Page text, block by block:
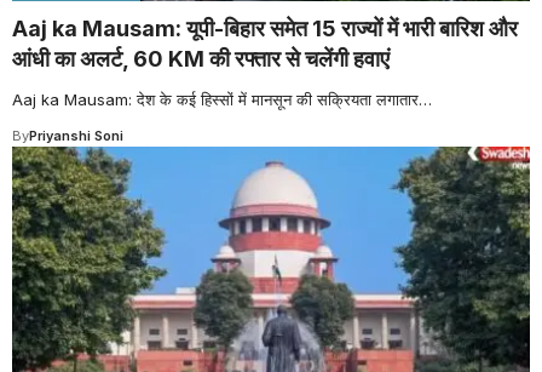
Aaj ka Mausam: यूपी-बिहार समेत 15 राज्यों में भारी बारिश और
आंधी का अलर्ट, 60 KM की रफ्तार से चलेंगी हवाएं
Aaj ka Mausam: देश के कई हिस्सों में मानसून की सक्रियता लगातार…
ByPriyanshi Soni